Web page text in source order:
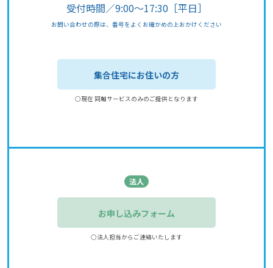
受付時間／9:00～17:30［平日］
お問い合わせの際は、番号をよくお確かめの上おかけください
集合住宅にお住いの方
○現在 同軸サービスのみのご提供となります
法人
お申し込みフォーム
○法人担当からご連絡いたします